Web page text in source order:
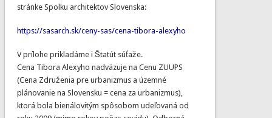
stránke Spolku architektov Slovenska:
https://sasarch.sk/ceny-sas/cena-tibora-alexyho
V prílohe prikladáme i Štatút súťaže.
Cena Tibora Alexyho nadväzuje na Cenu ZUUPS
(Cena Združenia pre urbanizmus a územné
plánovanie na Slovensku = cena za urbanizmus),
ktorá bola bienálovitým spôsobom udeľovaná od